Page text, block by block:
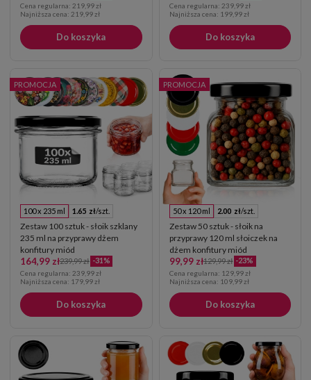
Cena regularna: 219,99 zł
Najniższa cena: 219,99 zł
Do koszyka
Cena regularna: 239,99 zł
Najniższa cena: 199,99 zł
Do koszyka
100 x 235 ml 1.65 zł/szt.
Zestaw 100 sztuk - słoik szklany
235 ml na przyprawy dżem
konfitury miód
164,99 zł239,99 zł -31%
Cena regularna: 239,99 zł
Najniższa cena: 179,99 zł
Do koszyka
PROMOCJA
50 x 120 ml 2.00 zł/szt.
Zestaw 50 sztuk - słoik na
przyprawy 120 ml słoiczek na
dżem konfitury miód
99,99 zł129,99 zł -23%
Cena regularna: 129,99 zł
Najniższa cena: 109,99 zł
Do koszyka
PROMOCJA